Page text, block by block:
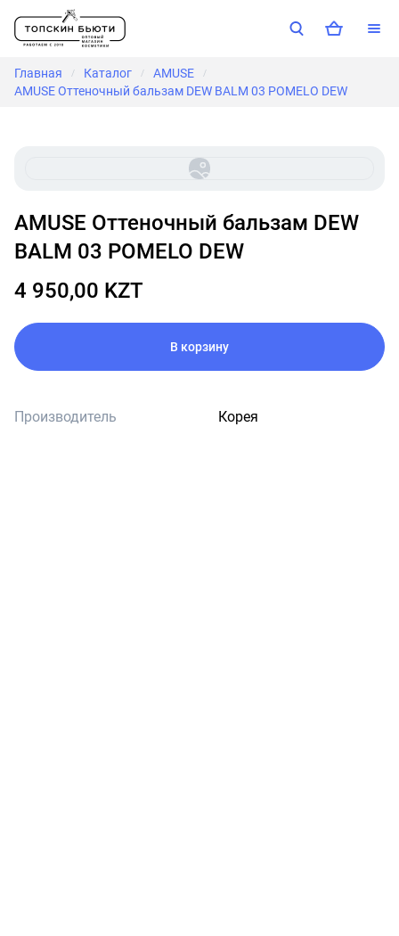
Главная / Каталог / AMUSE /
AMUSE Оттеночный бальзам DEW BALM 03 POMELO DEW
AMUSE Оттеночный бальзам DEW
BALM 03 POMELO DEW
4 950,00 KZT
В корзину
Производитель Корея